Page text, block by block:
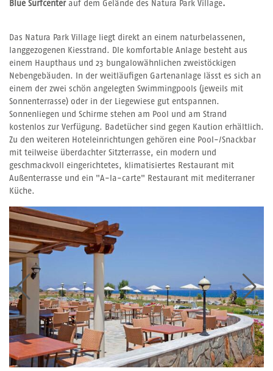
Blue Surfcenterauf dem Gelände des Natura Park Village.
Das Natura Park Village liegt direkt an einem naturbelassenen,
langgezogenen Kiesstrand. DIe komfortable Anlage besteht aus
einem Haupthaus und 23 bungalowähnlichen zweistöckigen
Nebengebäuden. In der weitläufigen Gartenanlage lässt es sich an
einem der zwei schön angelegten Swimmingpools (jeweils mit
Sonnenterrasse) oder in der Liegewiese gut entspannen.
Sonnenliegen und Schirme stehen am Pool und am Strand
kostenlos zur Verfügung. Badetücher sind gegen Kaution erhältlich.
Zu den weiteren Hoteleinrichtungen gehören eine Pool-/Snackbar
mit teilweise überdachter Sitzterrasse, ein modern und
geschmackvoll eingerichtetes, klimatisiertes Restaurant mit
Außenterrasse und ein "A-la-carte" Restaurant mit mediterraner
Küche.